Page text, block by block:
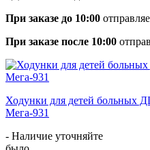
При заказе до 10:00
При заказе после 10:00
Ходунки для детей больных
Мега-931
- Наличие уточняйте